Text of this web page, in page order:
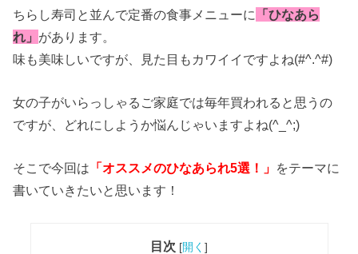
ちらし寿司と並んで定番の食事メニューに
「ひなあら
れ」 があります。
味も美味しいですが、見た目もカワイイですよね(#^.^#)
女の子がいらっしゃるご家庭では毎年買われると思うの
ですが、どれにしようか悩んじゃいますよね(^_^;)
そこで今回は 「オススメのひなあられ5選！」 をテーマに
書いていきたいと思います！
目次 [開く ]